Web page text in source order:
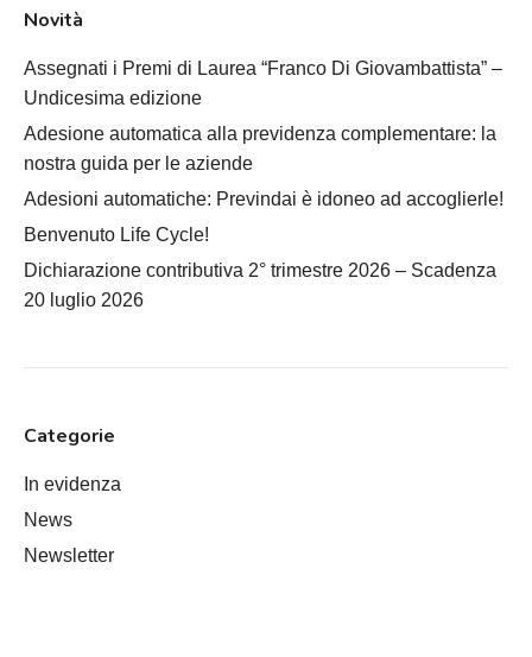
Novità
Assegnati i Premi di Laurea “Franco Di Giovambattista” –
Undicesima edizione
Adesione automatica alla previdenza complementare: la
nostra guida per le aziende
Adesioni automatiche: Previndai è idoneo ad accoglierle!
Benvenuto Life Cycle!
Dichiarazione contributiva 2° trimestre 2026 – Scadenza
20 luglio 2026
Categorie
In evidenza
News
Newsletter